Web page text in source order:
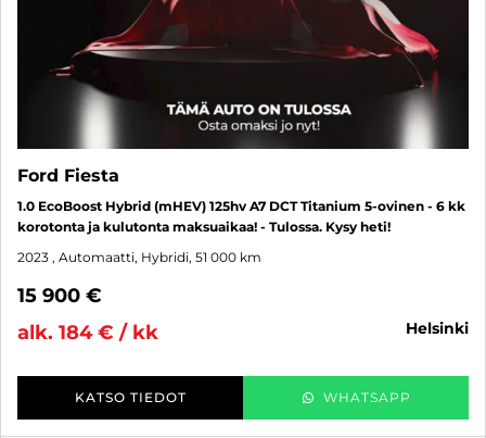
Ford Fiesta
1.0 EcoBoost Hybrid (mHEV) 125hv A7 DCT Titanium 5-ovinen - 6 kk
korotonta ja kulutonta maksuaikaa! - Tulossa. Kysy heti!
2023 , Automaatti, Hybridi, 51 000 km
15 900 €
alk. 184 € / kk
helsinki
KATSO TIEDOT WHATSAPP